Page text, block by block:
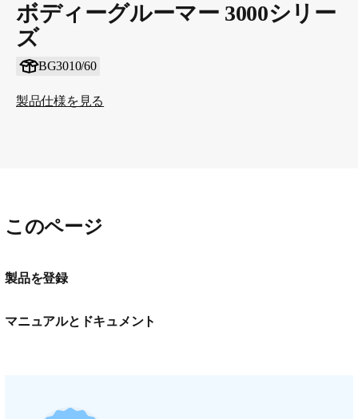
ボディーグルーマー 3000シリー
ズ
BG3010/60
製品仕様を見る
このページ
製品を登録
マニュアルとドキュメント